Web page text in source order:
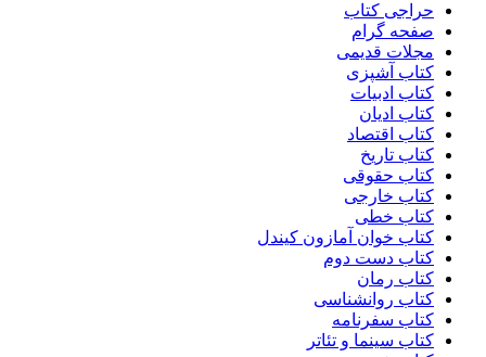
حراجی کتاب
صفحه گرام
مجلات قدیمی
کتاب آشپزی
کتاب ادبیات
کتاب ادیان
کتاب اقتصاد
کتاب تاریخ
کتاب حقوقی
کتاب خارجی
کتاب خطی
کتاب خوان آمازون کیندل
کتاب دست دوم
کتاب رمان
کتاب روانشناسی
کتاب سفرنامه
کتاب سینما و تئاتر